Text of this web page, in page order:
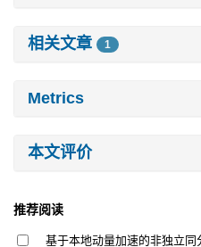
相关文章 1
Metrics
本文评价